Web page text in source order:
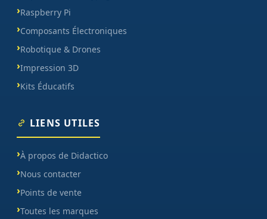
Raspberry Pi
Composants Électroniques
Robotique & Drones
Impression 3D
Kits Éducatifs
LIENS UTILES
À propos de Didactico
Nous contacter
Points de vente
Toutes les marques